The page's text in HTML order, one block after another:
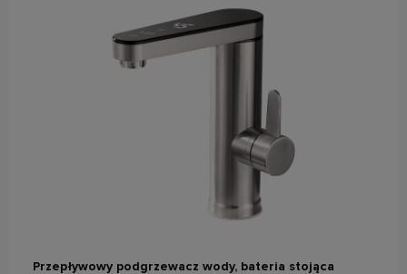
Przepływowy podgrzewacz wody, bateria stojąca